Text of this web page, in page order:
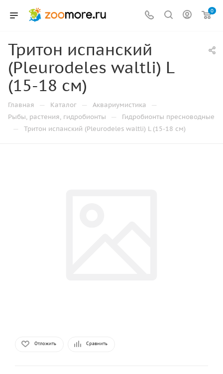
0
Тритон испанский
(Pleurodeles waltli) L
(15-18 см)
Главная — Каталог — Аквариумистика —
Рыбы, растения, гидробионты — Гидробионты пресноводные
— Тритон испанский (Pleurodeles waltli) L (15-18 см)
Отложить Сравнить